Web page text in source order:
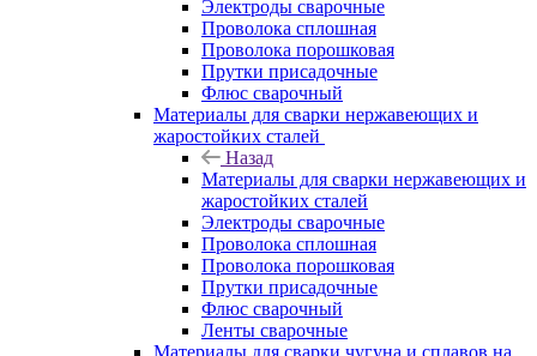
Электроды сварочные
Проволока сплошная
Проволока порошковая
Прутки присадочные
Флюс сварочный
Материалы для сварки нержавеющих и
жаростойких сталей
Назад
Материалы для сварки нержавеющих и
жаростойких сталей
Электроды сварочные
Проволока сплошная
Проволока порошковая
Прутки присадочные
Флюс сварочный
Ленты сварочные
Материалы для сварки чугуна и сплавов на